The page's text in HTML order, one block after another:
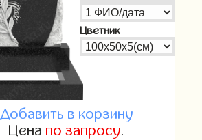
Цветник
Добавить в корзину
Цена по запросу.